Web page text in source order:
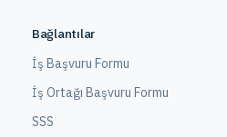
Bağlantılar
İş Başvuru Formu
İş Ortağı Başvuru Formu
SSS